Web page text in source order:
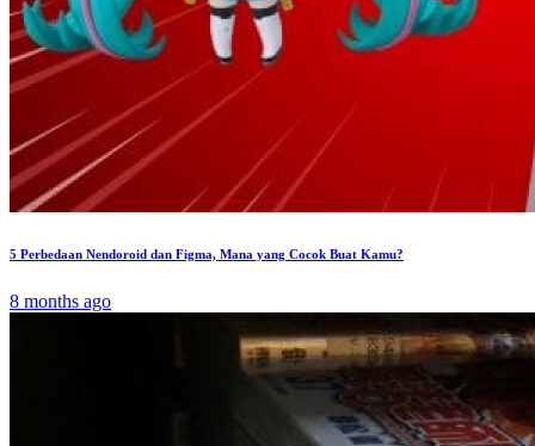
5 Perbedaan Nendoroid dan Figma, Mana yang Cocok Buat Kamu?
8 months ago